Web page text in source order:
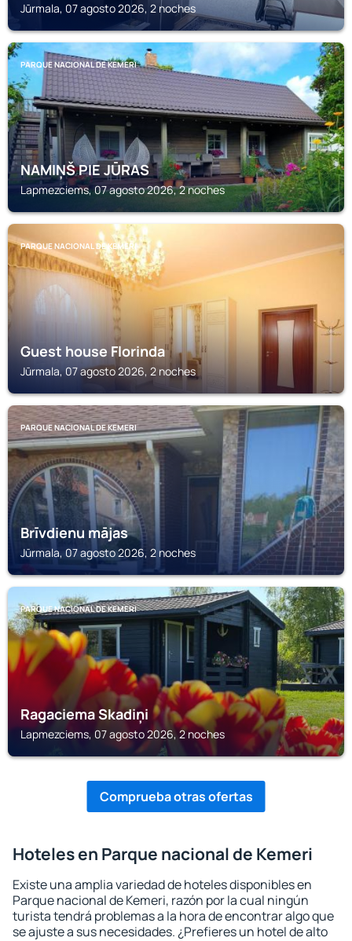
Jūrmala, 07 agosto 2026, 2 noches
PARQUE NACIONAL DE KEMERI
NAMIŅŠ PIE JŪRAS
Lapmezciems, 07 agosto 2026, 2 noches
PARQUE NACIONAL DE KEMERI
Guest house Florinda
Jūrmala, 07 agosto 2026, 2 noches
PARQUE NACIONAL DE KEMERI
Brīvdienu mājas
Jūrmala, 07 agosto 2026, 2 noches
PARQUE NACIONAL DE KEMERI
Ragaciema Skadiņi
Lapmezciems, 07 agosto 2026, 2 noches
Comprueba otras ofertas
Hoteles en Parque nacional de Kemeri
Existe una amplia variedad de hoteles disponibles en
Parque nacional de Kemeri, razón por la cual ningún
turista tendrá problemas a la hora de encontrar algo que
se ajuste a sus necesidades. ¿Prefieres un hotel de alto